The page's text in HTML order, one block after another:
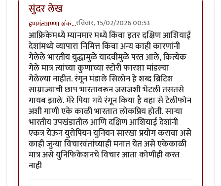
सुंदर लेख
हणमंतअण्णा शंक…रविवार, 15/02/2026 00:53
आफ्रिकेमध्ये म्यानमार मध्ये किंवा इतर दक्षिण आशियाई
देशांमध्ये व्यापारा निमित्त किंवा अन्य काही कारणांनी
गेलेले भारतीय युद्धामुळे यादवीमुळे परत आले, कित्येक
गेले मात्र त्यांच्या कुणाच्या स्टोरी फारशा मांडल्या
गेलेल्या नाहीत. रंगून मंडाले सिलोन हे शब्द ब्रिटिश
साम्राज्याची छाप भारतावरून जसजशी भेटली तसतसे
गायब झाले. मेरे पिया गये रंगून किया है वहा से टेलीफोन
अशी गाणी एके काळी भारतात लोकप्रिय होती. साऱ्या
भारतीय उपखंडातील आणि दक्षिण आशियाई देशांनी
एकत्र येऊन युरोपियन युनियन सारखा प्रयोग करावा असे
काही जुन्या विचारवंतांच्याही मनात येत असे एकेकाळी
मात्र असे युनिफिकेशनचे विचार आता कोणीही करत
नाही